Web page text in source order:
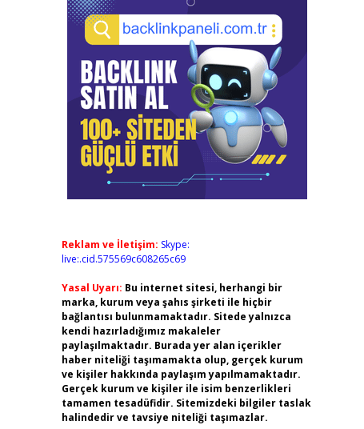
Reklam ve İletişim: Skype:
live:.cid.575569c608265c69
Yasal Uyarı: Bu internet sitesi, herhangi bir
marka, kurum veya şahıs şirketi ile hiçbir
bağlantısı bulunmamaktadır. Sitede yalnızca
kendi hazırladığımız makaleler
paylaşılmaktadır. Burada yer alan içerikler
haber niteliği taşımamakta olup, gerçek kurum
ve kişiler hakkında paylaşım yapılmamaktadır.
Gerçek kurum ve kişiler ile isim benzerlikleri
tamamen tesadüfidir. Sitemizdeki bilgiler taslak
halindedir ve tavsiye niteliği taşımazlar.